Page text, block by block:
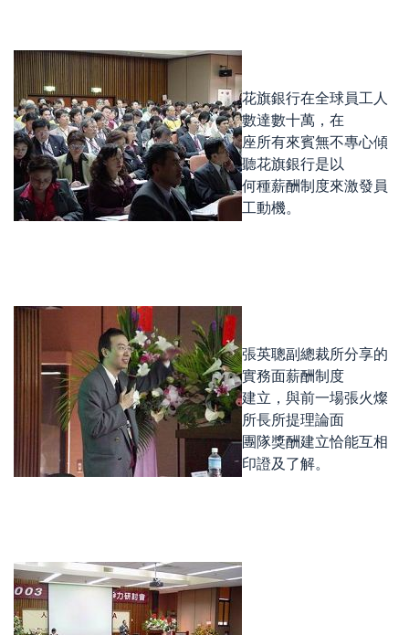
花旗銀行在全球員工人
數達數十萬，在
座所有來賓無不專心傾
聽花旗銀行是以
何種薪酬制度來激發員
工動機。
張英聰副總裁所分享的
實務面薪酬制度
建立，與前一場張火燦
所長所提理論面
團隊獎酬建立恰能互相
印證及了解。